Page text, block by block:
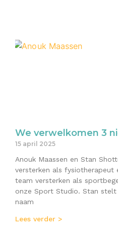
We verwelkomen 3
15 april 2025
Anouk Maassen en Stan
versterken als fysiotherapeut
team versterken als
onze Sport Studio. Stan stelt
naam
Lees verder >